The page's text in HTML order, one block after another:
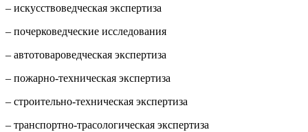
– искусствоведческая экспертиза
– почерковедческие исследования
– автотовароведческая экспертиза
– пожарно-техническая экспертиза
– строительно-техническая экспертиза
– транспортно-трасологическая экспертиза